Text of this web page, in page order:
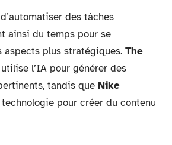
des tâches
ainsi du temps pour se
aspects plus stratégiques. The
utilise l’IA pour générer des
tandis que Nike
pour créer du contenu